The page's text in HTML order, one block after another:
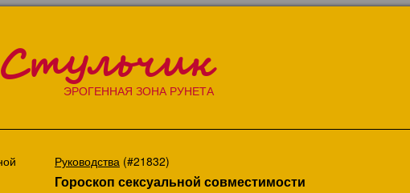
Стульчик
ЭРОГЕННАЯ ЗОНА РУНЕТА
Руководства (#21832)
Гороскоп сексуальной совместимости